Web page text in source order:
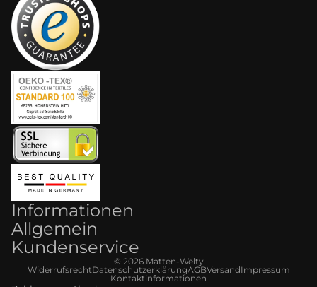
Informationen
Allgemein
Kundenservice
© 2026 Matten-Welty
WiderrufsrechtDatenschutzerklärungAGBVersandImpressum
Kontaktinformationen